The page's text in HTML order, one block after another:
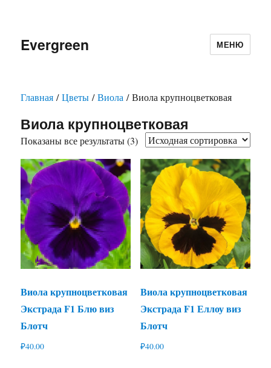
Evergreen МЕНЮ
Главная /Цветы /Виола / Виола крупноцветковая
Виола крупноцветковая
Показаны все результаты (3)
Виола крупноцветковая
Экстрада F1 Блю виз
Блотч
₽40.00
Виола крупноцветковая
Экстрада F1 Еллоу виз
Блотч
₽40.00